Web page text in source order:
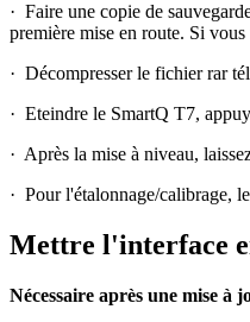
· Faire une copie de
première mise en route. Si
· Décompresser le fichier rar
· Eteindre le SmartQ T7,
· Après la mise à niveau,
· Pour l'étalonnage/calibrage,
Mettre l'interface
Nécessaire après une mise à